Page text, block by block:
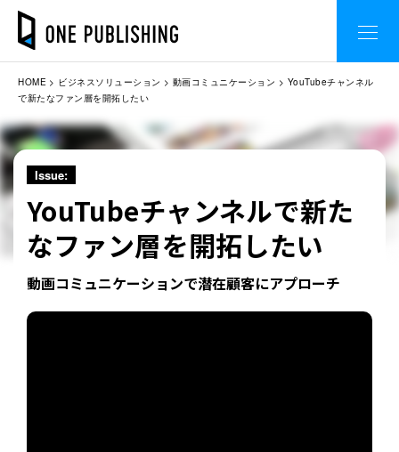
HOME ビジネスソリューション 動画コミュニケーション
YouTubeチャンネル
で新たなファン層を開拓したい
Issue:
YouTubeチャンネルで新た
なファン層を開拓したい
動画コミュニケーションで潜在顧客にアプローチ